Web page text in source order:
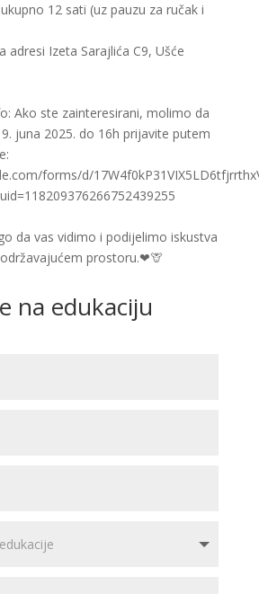
12 sati (uz pauzu za ručak i
adresi Izeta Sarajlića C9, Ušće
Ako ste zainteresirani, molimo da
juna 2025. do 16h prijavite putem
forms/d/
da vas vidimo i podijelimo iskustva
prostoru.❤🦒
na edukaciju